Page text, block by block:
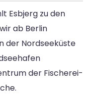
Esbjerg zu den
ab Berlin
der Nordseeküste
der Fischerei-